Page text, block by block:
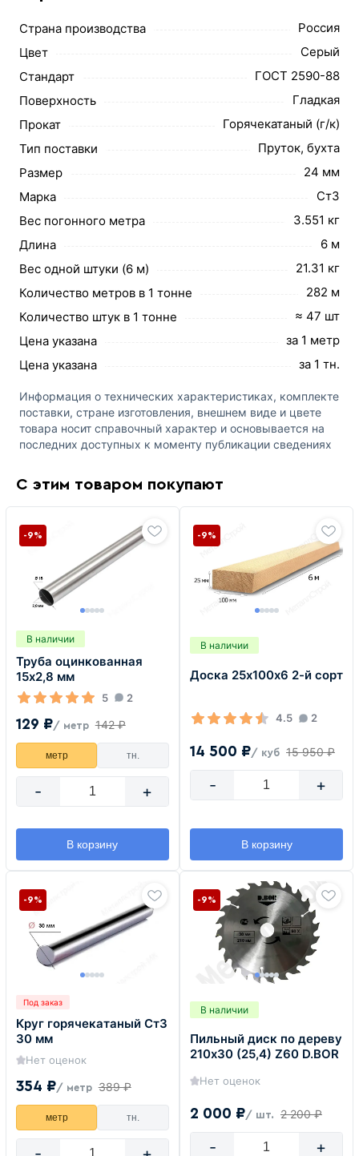
Страна производства
Россия
Цвет
Серый
Стандарт
ГОСТ 2590-88
Поверхность
Гладкая
Прокат
Горячекатаный (г/к)
Тип поставки
Пруток, бухта
Размер
24 мм
Марка
Ст3
Вес погонного метра
3.551 кг
Длина
6 м
Вес одной штуки (6 м)
21.31 кг
Количество метров в 1 тонне
282 м
Количество штук в 1 тонне
≈ 47 шт
Цена указана
за 1 метр
Цена указана
за 1 тн.
Информация о технических характеристиках, комплекте
поставки, стране изготовления, внешнем виде и цвете
товара носит справочный характер и основывается на
последних доступных к моменту публикации сведениях
С этим товаром покупают
В наличии
Труба оцинкованная
15х2,8 мм
5 2
129 ₽/ метр 142 ₽
-9%
метр тн.
- +
В корзину
В наличии
Доска 25х100х6 2-й сорт
4.5 2
14 500 ₽/ куб 15 950 ₽
-9%
- +
В корзину
Под заказ
Круг горячекатаный Ст3
30 мм
Нет оценок
354 ₽/ метр 389 ₽
-9%
метр тн.
В наличии
Пильный диск по дереву
210х30 (25,4) Z60 D.BOR
Нет оценок
2 000 ₽/ шт. 2 200 ₽
-9%
- +